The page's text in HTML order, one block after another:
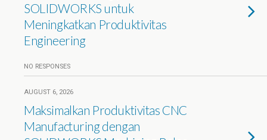
SOLIDWORKS untuk
Meningkatkan Produktivitas
Engineering
NO RESPONSES
AUGUST 6, 2026
Maksimalkan Produktivitas CNC
Manufacturing dengan